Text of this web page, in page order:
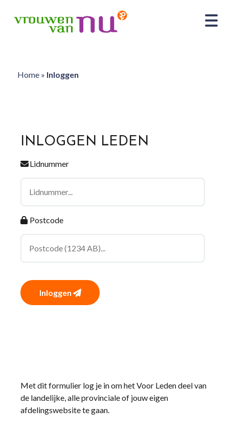
Home» Inloggen
INLOGGEN LEDEN
Lidnummer
Postcode
Inloggen
Met dit formulier log je in om het Voor Leden deel van
de landelijke, alle provinciale of jouw eigen
afdelingswebsite te gaan.